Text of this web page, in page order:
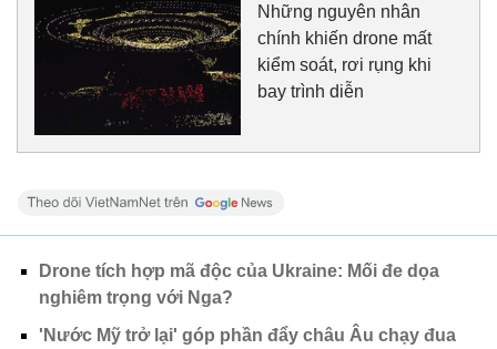
Những nguyên nhân
chính khiến drone mất
kiểm soát, rơi rụng khi
bay trình diễn
Drone tích hợp mã độc của Ukraine: Mối đe dọa
nghiêm trọng với Nga?
'Nước Mỹ trở lại' góp phần đẩy châu Âu chạy đua